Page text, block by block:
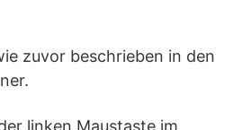
zuvor beschrieben in den
linken Maustaste im